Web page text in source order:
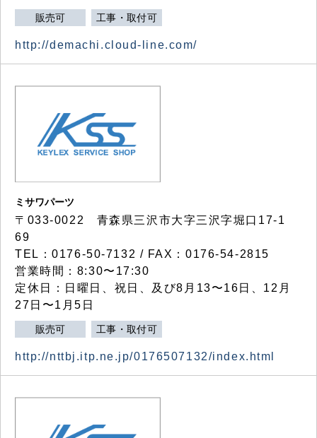
販売可 工事・取付可
http://demachi.cloud-line.com/
ミサワパーツ
〒033-0022 青森県三沢市大字三沢字堀口17-1
69
TEL：0176-50-7132 / FAX：0176-54-2815
営業時間：8:30〜17:30
定休日：日曜日、祝日、及び8月13〜16日、12月
27日〜1月5日
販売可 工事・取付可
http://nttbj.itp.ne.jp/0176507132/index.html